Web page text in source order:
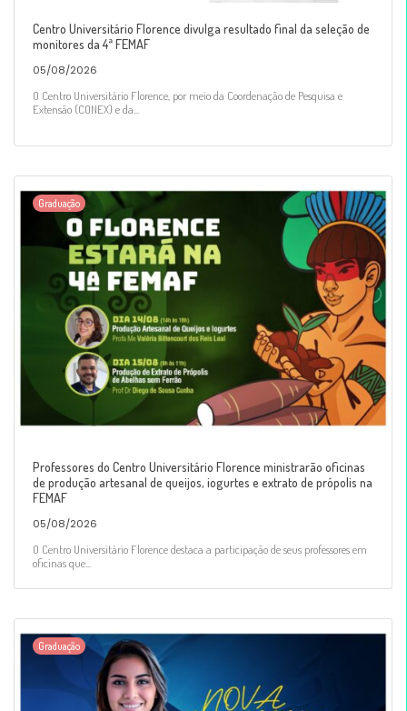
Centro Universitário Florence divulga resultado final da seleção de
monitores da 4ª FEMAF
05/08/2026
O Centro Universitário Florence, por meio da Coordenação de Pesquisa e
Extensão (CONEX) e da...
Graduação
Professores do Centro Universitário Florence ministrarão oficinas
de produção artesanal de queijos, iogurtes e extrato de própolis na
FEMAF
05/08/2026
O Centro Universitário Florence destaca a participação de seus professores em
oficinas que...
Graduação